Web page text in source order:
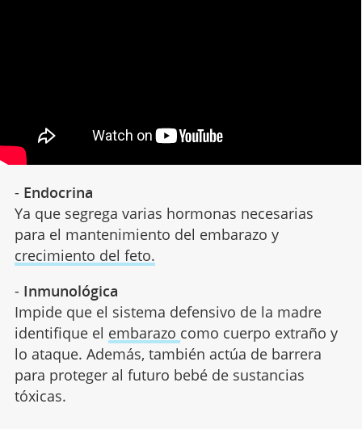
- Endocrina
Ya que segrega varias hormonas necesarias
para el mantenimiento del embarazo y
crecimiento del feto.
- Inmunológica
Impide que el sistema defensivo de la madre
identifique el embarazo como cuerpo extraño y
lo ataque. Además, también actúa de barrera
para proteger al futuro bebé de sustancias
tóxicas.